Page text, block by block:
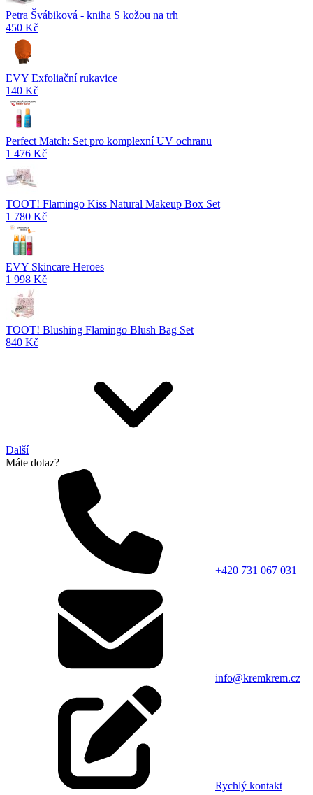
Petra Švábiková - kniha S kožou na trh
450 Kč
EVY Exfoliační rukavice
140 Kč
Perfect Match: Set pro komplexní UV ochranu
1 476 Kč
TOOT! Flamingo Kiss Natural Makeup Box Set
1 780 Kč
EVY Skincare Heroes
1 998 Kč
TOOT! Blushing Flamingo Blush Bag Set
840 Kč
Další
Máte dotaz?
+420 731 067 031
info@kremkrem.cz
Rychlý kontakt